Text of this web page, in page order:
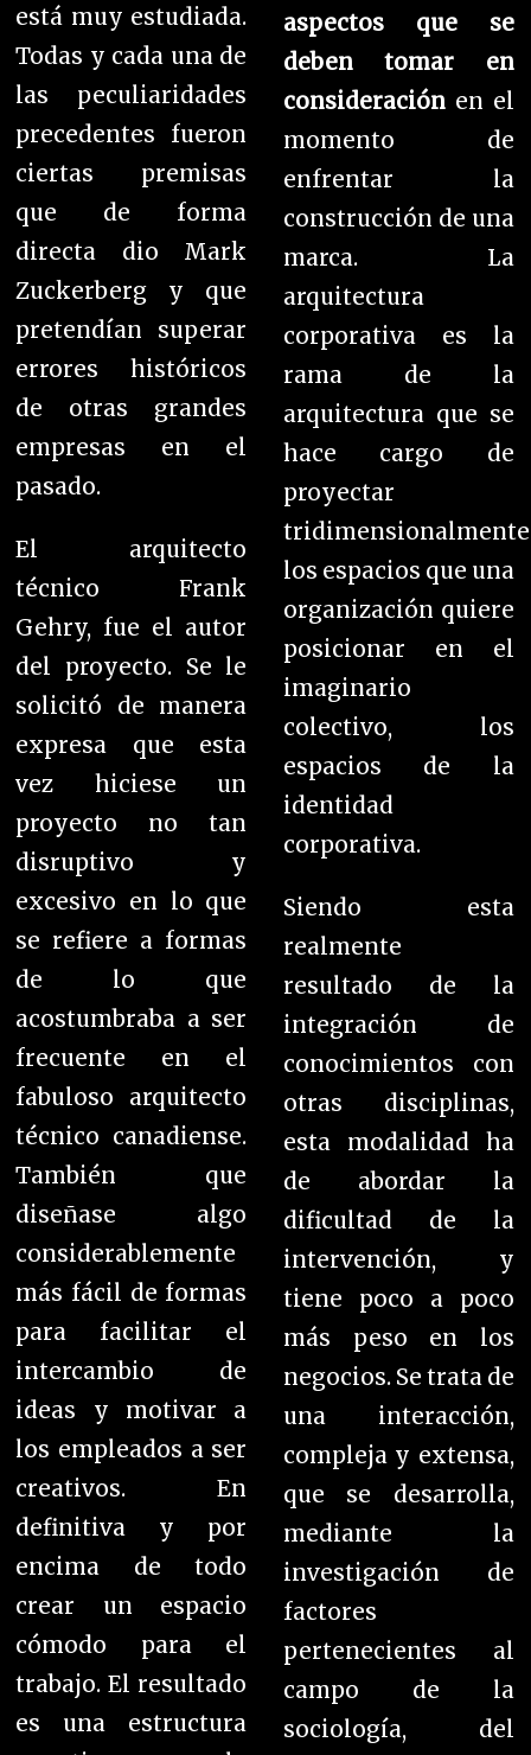
está muy estudiada.
Todas y cada una de
las peculiaridades
precedentes fueron
ciertas premisas
que de forma
directa dio Mark
Zuckerberg y que
pretendían superar
errores históricos
de otras grandes
empresas en el
pasado.
El arquitecto
técnico Frank
Gehry, fue el autor
del proyecto. Se le
solicitó de manera
expresa que esta
vez hiciese un
proyecto no tan
disruptivo y
excesivo en lo que
se refiere a formas
de lo que
acostumbraba a ser
frecuente en el
fabuloso arquitecto
técnico canadiense.
También que
diseñase algo
considerablemente
más fácil de formas
para facilitar el
intercambio de
ideas y motivar a
los empleados a ser
creativos. En
definitiva y por
encima de todo
crear un espacio
cómodo para el
trabajo. El resultado
es una estructura
aspectos que se
deben tomar en
consideraciónen el
momento de
enfrentar la
construcción de una
marca. La
arquitectura
corporativa es la
rama de la
arquitectura que se
hace cargo de
proyectar
tridimensionalmente
los espacios que una
organización quiere
posicionar en el
imaginario
colectivo, los
espacios de la
identidad
corporativa.
Siendo esta
realmente
resultado de la
integración de
conocimientos con
otras disciplinas,
esta modalidad ha
de abordar la
dificultad de la
intervención, y
tiene poco a poco
más peso en los
negocios. Se trata de
una interacción,
compleja y extensa,
que se desarrolla,
mediante la
investigación de
factores
pertenecientes al
campo de la
sociología, del